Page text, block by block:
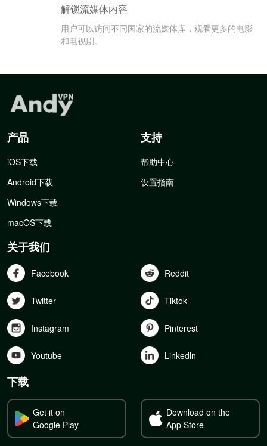
解锁流媒体内容
用户可以访问不同国家的流媒体库，观看更多的电影
和电视剧。
产品
iOS下载
Android下载
Windows下载
macOS下载
支持
帮助中心
设置指南
关于我们
Facebook Reddit
Twitter Tiktok
Instagram Pinterest
Youtube Linkedln
下载
Get it on
Google Play
Download on the
App Store